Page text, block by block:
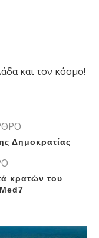
και τον κόσμο!
Δημοκρατίας
κρατών του